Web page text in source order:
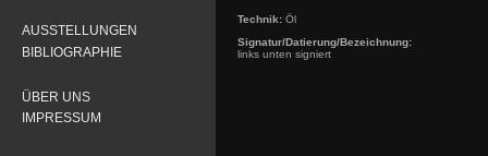
AUSSTELLUNGEN
BIBLIOGRAPHIE
ÜBER UNS
IMPRESSUM
Technik: Öl
Signatur/Datierung/Bezeichnung:
links unten signiert